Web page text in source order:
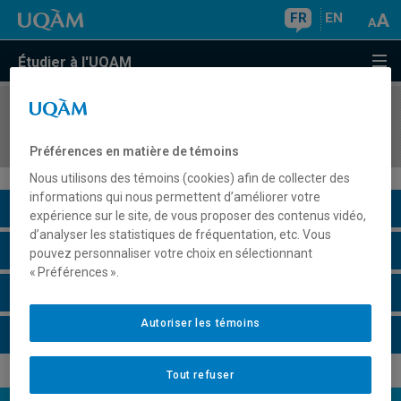
FR EN
Étudier à l'UQAM
COURS//
Description du cours
Horaire - Été 2026
Préférences en matière de témoins
Nous utilisons des témoins (cookies) afin de collecter des
informations qui nous permettent d’améliorer votre
expérience sur le site, de vous proposer des contenus vidéo,
d’analyser les statistiques de fréquentation, etc. Vous
pouvez personnaliser votre choix en sélectionnant
« Préférences ».
Tout refuser
Autoriser les témoins